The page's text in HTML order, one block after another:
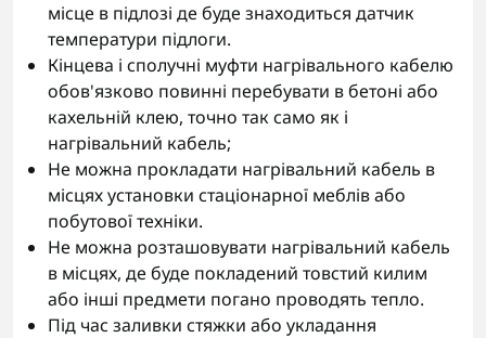
місце в підлозі де буде знаходиться датчик
температури підлоги.
Кінцева і сполучні муфти нагрівального кабелю
обов'язково повинні перебувати в бетоні або
кахельній клею, точно так само як і
нагрівальний кабель;
Не можна прокладати нагрівальний кабель в
місцях установки стаціонарної меблів або
побутової техніки.
Не можна розташовувати нагрівальний кабель
в місцях, де буде покладений товстий килим
або інші предмети погано проводять тепло.
Під час заливки стяжки або укладання